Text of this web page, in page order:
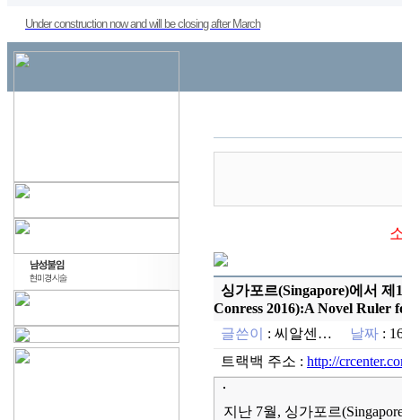
Under construction now and will be closing after March
싱가포르(Singapore)에서 제
Conress 2016):A Novel
글쓴이
: 씨알센… 날짜 :
트랙백 주소 : http://
지난 7월, 싱가포르